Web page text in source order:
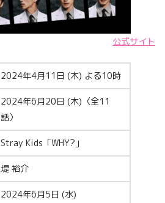
公式サイト
2024年4月11日 (木) よる10時
2024年6月20日 (木)〈全11
話〉
Stray Kids「WHY?」
堤 裕介
2024年6月5日 (水)